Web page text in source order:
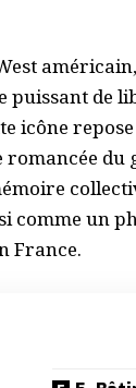
de
icône
du
comme un
France.